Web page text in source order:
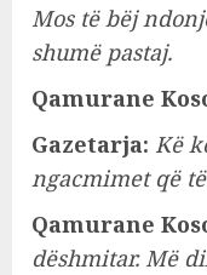
Mos të bëj
shumë pastaj.
Qamurane
Gazetarja: Kë
ngacmimet që
Qamurane
dëshmitar. Më